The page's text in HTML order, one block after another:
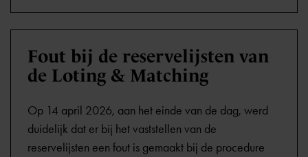
Fout bij de reservelijsten van
de Loting & Matching
Op 14 april 2026, aan het einde van de dag, werd
duidelijk dat er bij het vaststellen van de
reservelijsten een fout is gemaakt bij de procedure